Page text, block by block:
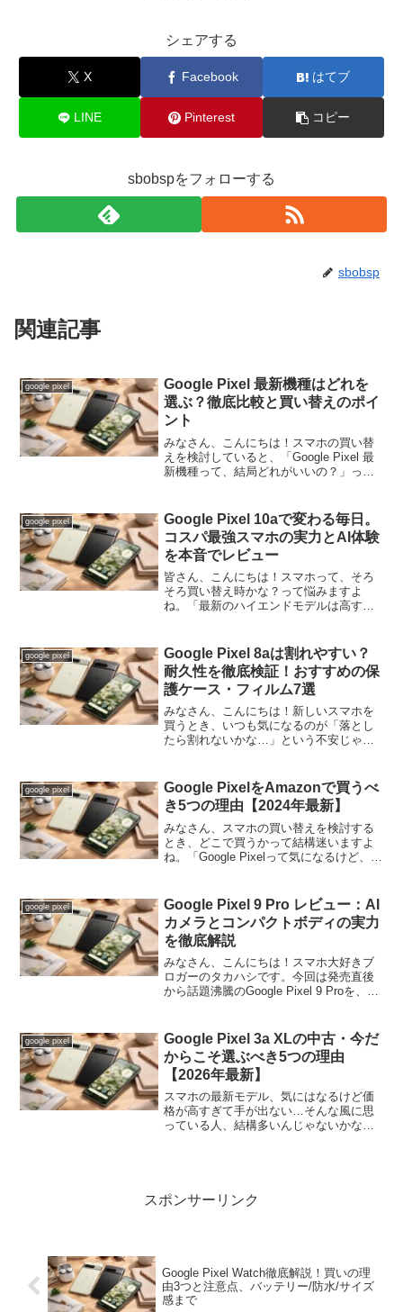
シェアする
X Facebook はてブ
LINE Pinterest コピー
sbobspをフォローする
sbobsp
関連記事
google pixel
Google Pixel 最新機種はどれを
選ぶ？徹底比較と買い替えのポイ
ント
みなさん、こんにちは！スマホの買い替
えを検討していると、「Google Pixel 最
新機種って、結局どれがいいの？」って
Pixelシリーズを調べまくったクチです...
google pixel
Google Pixel 10aで変わる毎日。
コスパ最強スマホの実力とAI体験
を本音でレビュー
皆さん、こんにちは！スマホって、そろ
そろ買い替え時かな？って悩みますよ
ね。「最新のハイエンドモデルは高すぎ
たい！」そんなモヤモヤを抱えているあ
なたに、ぜひチェックしてほ...
google pixel
Google Pixel 8aは割れやすい？
耐久性を徹底検証！おすすめの保
護ケース・フィルム7選
みなさん、こんにちは！新しいスマホを
買うとき、いつも気になるのが「落とし
たら割れないかな…」という不安じゃな
ホラ聞こえてきます。せっかく買ったス
マホ、できればキレイなまま...
google pixel
Google PixelをAmazonで買うべ
き5つの理由【2024年最新】
みなさん、スマホの買い替えを検討する
とき、どこで買うかって結構迷いますよ
ね。「Google Pixelって気になるけど、ド
聞いたけど、なんか不安…」「できるだ
けお...
google pixel
Google Pixel 9 Pro レビュー：AI
カメラとコンパクトボディの実力
を徹底解説
みなさん、こんにちは！スマホ大好きブ
ロガーのタカハシです。今回は発売直後
から話題沸騰のGoogle Pixel 9 Proを、が
迷ってるんだけ...
google pixel
Google Pixel 3a XLの中古・今だ
からこそ選ぶべき5つの理由
【2026年最新】
スマホの最新モデル、気にはなるけど価
格が高すぎて手が出ない…そんな風に思
っている人、結構多いんじゃないかな。
スポンサーリンク
Google Pixel Watch徹底解説！買いの理
由3つと注意点、バッテリー/防水/サイズ
感まで